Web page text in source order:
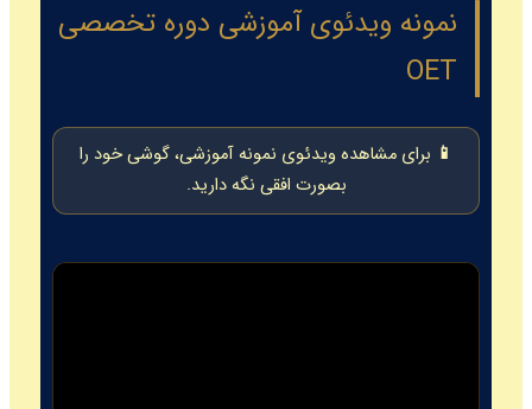
نمونه ویدئوی آموزشی دوره تخصصی
OET
📱 برای مشاهده ویدئوی نمونه آموزشی، گوشی خود را
بصورت افقی نگه دارید.